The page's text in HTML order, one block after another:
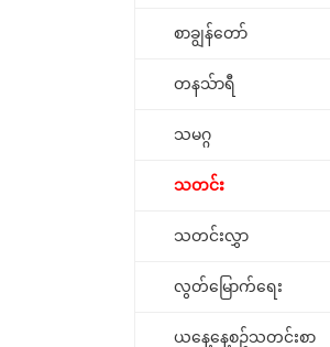
စာချွန်တော်
တနသ်ာရီ
သမဂ္ဂ
သတင်း
သတင်းလွှာ
လွတ်မြောက်ရေး
ယနေ့နေ့စဥ်သတင်းစာ